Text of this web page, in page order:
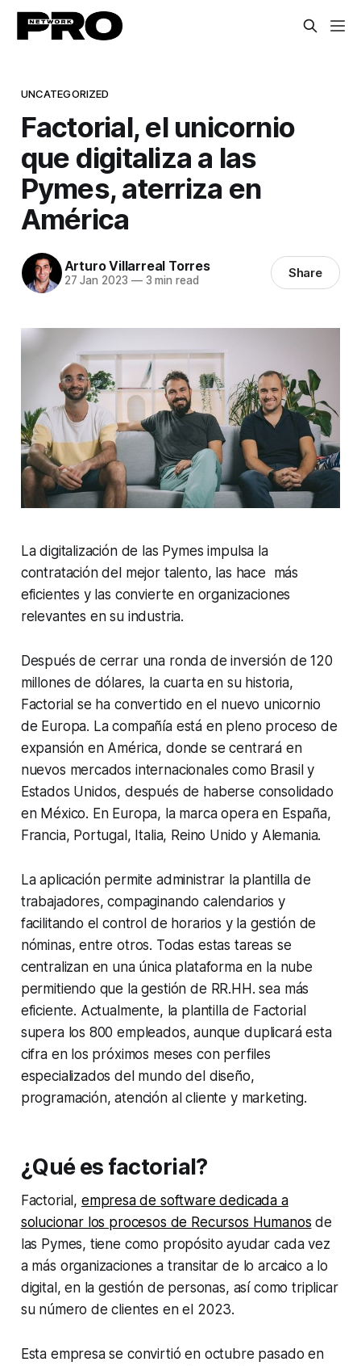
UNCATEGORIZED
Factorial, el unicornio
que digitaliza a las
Pymes, aterriza en
América
Arturo Villarreal Torres
27 Jan 2023 —3 min read Share
La digitalización de las Pymes impulsa la
contratación del mejor talento, las hace más
eficientes y las convierte en organizaciones
relevantes en su industria.
Después de cerrar una ronda de inversión de 120
millones de dólares, la cuarta en su historia,
Factorial se ha convertido en el nuevo unicornio
de Europa. La compañía está en pleno proceso de
expansión en América, donde se centrará en
nuevos mercados internacionales como Brasil y
Estados Unidos, después de haberse consolidado
en México. En Europa, la marca opera en España,
Francia, Portugal, Italia, Reino Unido y Alemania.
La aplicación permite administrar la plantilla de
trabajadores, compaginando calendarios y
facilitando el control de horarios y la gestión de
nóminas, entre otros. Todas estas tareas se
centralizan en una única plataforma en la nube
permitiendo que la gestión de RR.HH. sea más
eficiente. Actualmente, la plantilla de Factorial
supera los 800 empleados, aunque duplicará esta
cifra en los próximos meses con perfiles
especializados del mundo del diseño,
programación, atención al cliente y marketing.
¿Qué es factorial?
Factorial, empresa de software dedicada a
solucionar los procesos de Recursos Humanos de
las Pymes, tiene como propósito ayudar cada vez
a más organizaciones a transitar de lo arcaico a lo
digital, en la gestión de personas, así como triplicar
su número de clientes en el 2023.
Esta empresa se convirtió en octubre pasado en